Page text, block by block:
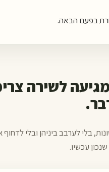
בפעם הבאה.
לשירה
בלי לערבב ביניהן ובלי לדחוף
עכשיו.